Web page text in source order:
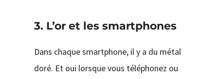
3. L’or et les smartphones
Dans chaque smartphone, il y a du métal
doré. Et oui lorsque vous téléphonez ou